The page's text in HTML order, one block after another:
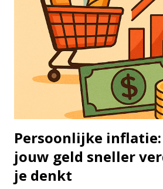
steeds in en uit te stappen, laat je
in, jaar uit. Het idee is simpel: hoe
hoe groter de kans dat je rendement
andere kant staat het concept van
proberen op het perfecte moment
Hoewel dat aantrekkelijk klinkt, lukt
om dat structureel goed te doen...
Persoonlijke
jouw geld sneller
je denkt